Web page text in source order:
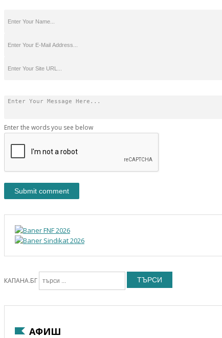
Enter the words you see below
КАПАНА.БГ ТЪРСИ
АФИШ